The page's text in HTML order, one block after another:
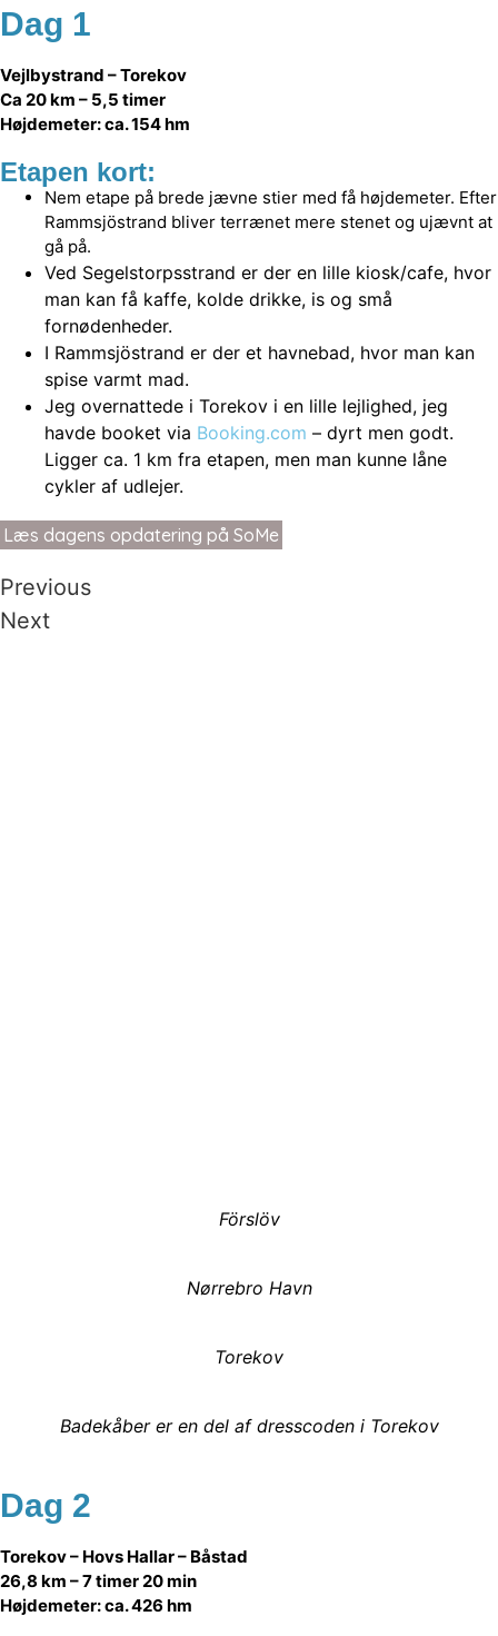
Dag 1
Vejlbystrand – Torekov
Ca 20 km – 5,5 timer
Højdemeter: ca. 154 hm
Etapen kort:
Nem etape på brede jævne stier med få højdemeter. Efter
Rammsjöstrand bliver terrænet mere stenet og ujævnt at
gå på.
Ved Segelstorpsstrand er der en lille kiosk/cafe, hvor
man kan få kaffe, kolde drikke, is og små
fornødenheder.
I Rammsjöstrand er der et havnebad, hvor man kan
spise varmt mad.
Jeg overnattede i Torekov i en lille lejlighed, jeg
havde booket via Booking.com – dyrt men godt.
Ligger ca. 1 km fra etapen, men man kunne låne
cykler af udlejer.
Læs dagens opdatering på SoMe
Previous
Next
Förslöv
Nørrebro Havn
Torekov
Badekåber er en del af dresscoden i Torekov
Dag 2
Torekov – Hovs Hallar – Båstad
26,8 km – 7 timer 20 min
Højdemeter: ca. 426 hm